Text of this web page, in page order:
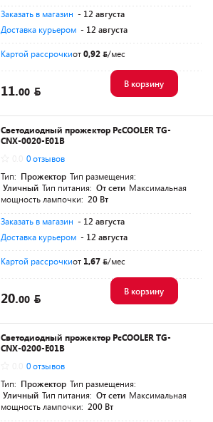
Заказать в магазин - 12 августа
Доставка курьером - 12 августа
Картой рассрочкиот0,92 /мес
11.00
В корзину
Светодиодный прожектор PcCOOLER TG-
CNX-0020-E01B
0 отзывов
Тип: Прожектор Тип размещения:
Уличный Тип питания: От сети Максимальная
мощность лампочки: 20 Вт
Заказать в магазин - 12 августа
Доставка курьером - 12 августа
Картой рассрочкиот 1,67 /мес
20.00
В корзину
Светодиодный прожектор PcCOOLER TG-
CNX-0200-E01B
0 отзывов
Тип: Прожектор Тип размещения:
Уличный Тип питания: От сети Максимальная
мощность лампочки: 200 Вт